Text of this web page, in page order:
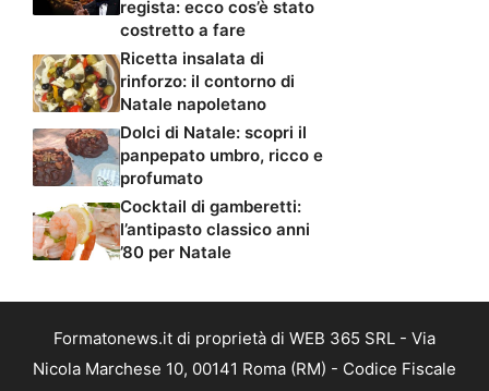
regista: ecco cos’è stato
costretto a fare
Ricetta insalata di
rinforzo: il contorno di
Natale napoletano
Dolci di Natale: scopri il
panpepato umbro, ricco e
profumato
Cocktail di gamberetti:
l’antipasto classico anni
’80 per Natale
Formatonews.it di proprietà di WEB 365 SRL - Via
Nicola Marchese 10, 00141 Roma (RM) - Codice Fiscale